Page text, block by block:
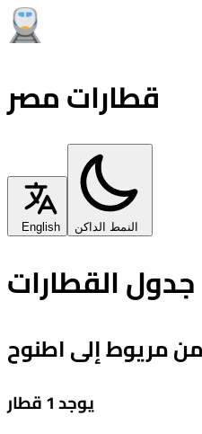
قطارات مصر
English النمط الداكن
جدول القطارات
من مريوط إلى اطنوح
يوجد 1 قطار